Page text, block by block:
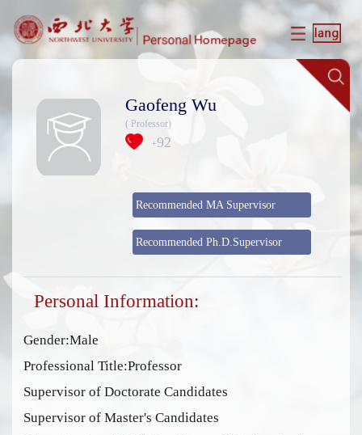
Gaofeng Wu
( Professor)
+92
Recommended MA Supervisor
Recommended Ph.D.Supervisor
Personal Information:
Gender:Male
Professional Title:Professor
Supervisor of Doctorate Candidates
Supervisor of Master's Candidates